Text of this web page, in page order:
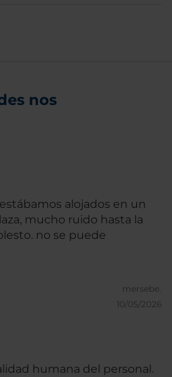
nos
alojados en un
mucho ruido hasta la
puede
mersebe.
10/05/2026
humana del personal.